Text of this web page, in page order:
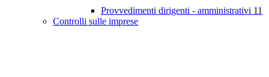
Provvedimenti dirigenti - amministrativi 11
Controlli sulle imprese